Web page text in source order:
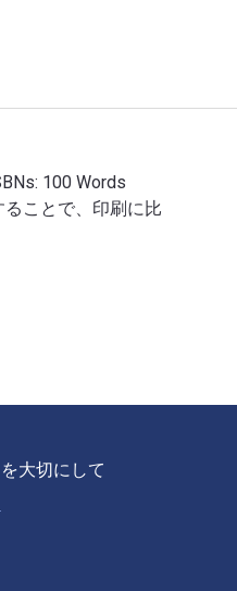
100 Words
ことで、印刷に比
大切にして